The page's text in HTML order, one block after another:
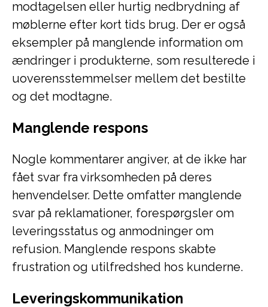
modtagelsen eller hurtig nedbrydning af
møblerne efter kort tids brug. Der er også
eksempler på manglende information om
ændringer i produkterne, som resulterede i
uoverensstemmelser mellem det bestilte
og det modtagne.
Manglende respons
Nogle kommentarer angiver, at de ikke har
fået svar fra virksomheden på deres
henvendelser. Dette omfatter manglende
svar på reklamationer, forespørgsler om
leveringsstatus og anmodninger om
refusion. Manglende respons skabte
frustration og utilfredshed hos kunderne.
Leveringskommunikation